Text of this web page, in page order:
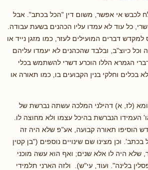
לכבש אי אפשר, משום דין "הכל בכתב". אבל
כל עוד לא עמדו עליו הכהנים בשעת עבודה.
דברים המועילים לעזר, כמו מזגן נייד או
וכל כיוצ"ב, ובלבד שהכהנים לא יעמדו עליהם
הגמרא הללו הוכרע דשרי להשתמש בכלי
בכלים וחלקי בנין הקבועים בו, כמו תאורה או
(לז, א) דהילני המלכה עשתה נברשת של
העמידו הנברשת בהיכל עצמו ולא מחוצה לו.
הוסיפו תאורה קבועה, אע"פ שלא היה זה
וכן מצינו שם שינויים נוספים ("בן קטין
שלא היה לו אלא שנים; ואף הוא עשה מוכני
בלינה". ועוד, עי"ש). ולזה הארני תלמידי